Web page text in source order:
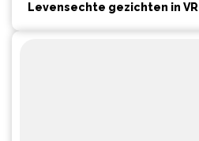
Levensechte gezichten in VR